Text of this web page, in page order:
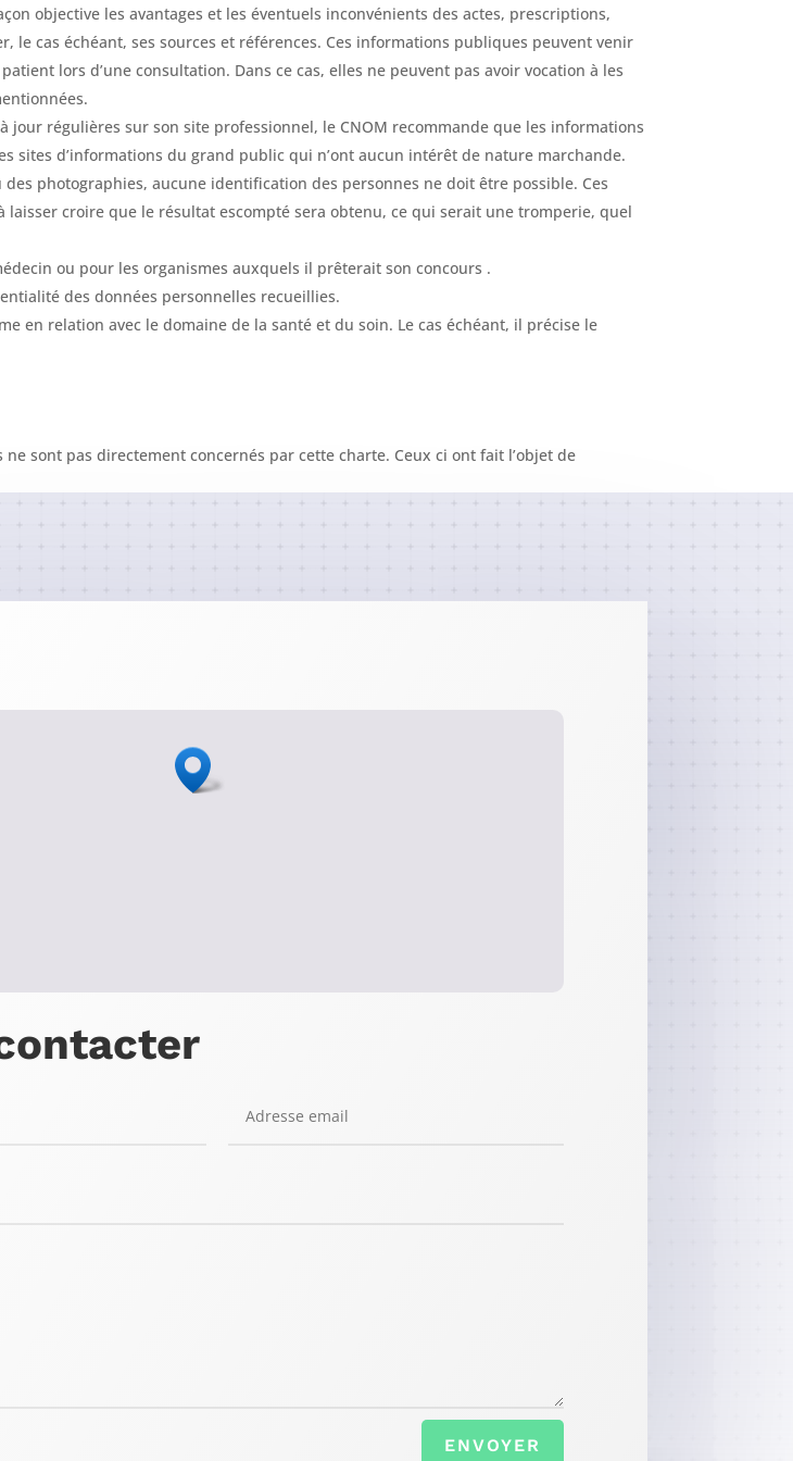
objective les avantages et les éventuels inconvénients des actes, prescriptions,
cas échéant, ses sources et références. Ces informations publiques peuvent venir
lors d’une consultation. Dans ce cas, elles ne peuvent pas avoir vocation à les
jour régulières sur son site professionnel, le CNOM recommande que les informations
sites d’informations du grand public qui n’ont aucun intérêt de nature marchande.
photographies, aucune identification des personnes ne doit être possible. Ces
croire que le résultat escompté sera obtenu, ce qui serait une tromperie, quel
ou pour les organismes auxquels il prêterait son concours .
des données personnelles recueillies.
en relation avec le domaine de la santé et du soin. Le cas échéant, il précise le
sont pas directement concernés par cette charte. Ceux ci ont fait l’objet de
ENVOYER